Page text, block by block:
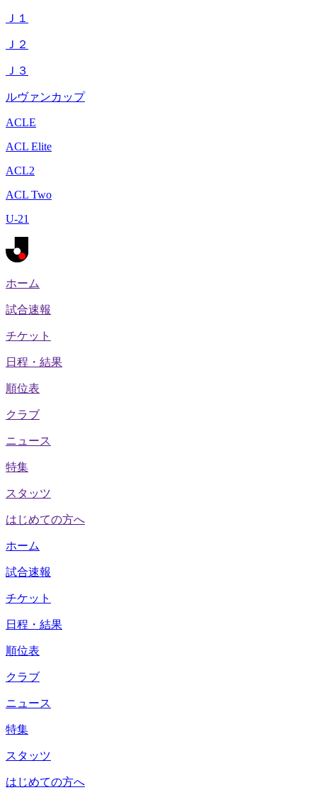
Ｊ１
Ｊ２
Ｊ３
ルヴァンカップ
ACLE
ACL Elite
ACL2
ACL Two
U-21
ホーム
試合速報
チケット
日程・結果
順位表
クラブ
ニュース
特集
スタッツ
はじめての方へ
ホーム
試合速報
チケット
日程・結果
順位表
クラブ
ニュース
特集
スタッツ
はじめての方へ